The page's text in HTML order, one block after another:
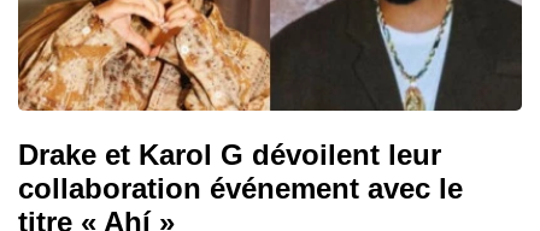
Drake et Karol G dévoilent leur
collaboration événement avec le
titre « Ahí »